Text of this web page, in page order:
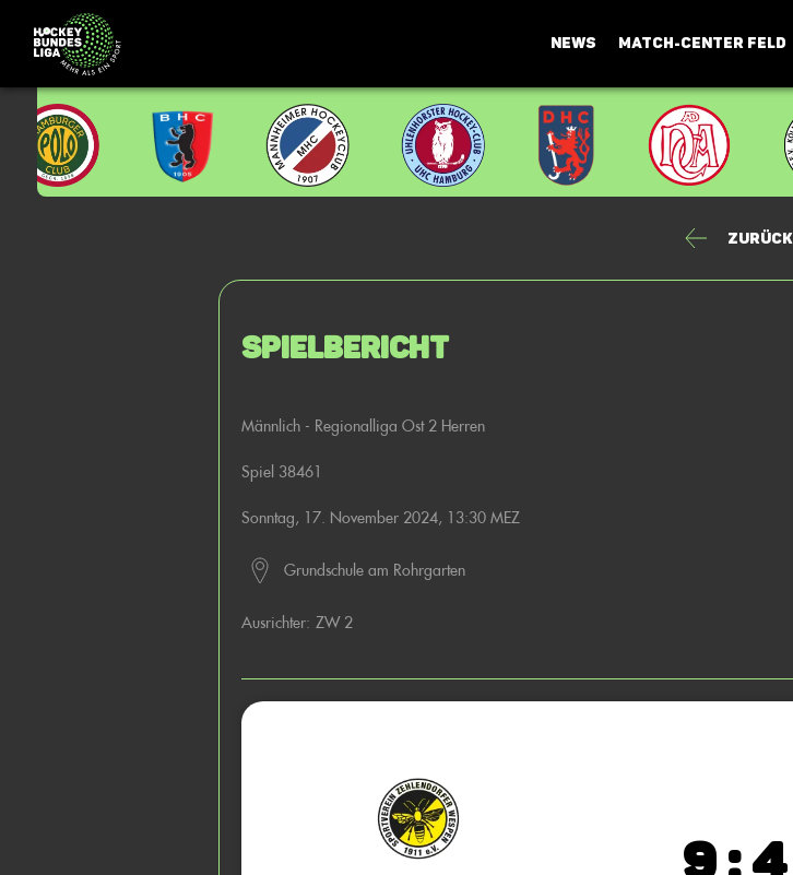
NEWS MATCH-CENTER FELD
Zurück
Spielbericht
Männlich - Regionalliga Ost 2 Herren
Spiel 38461
Sonntag, 17. November 2024, 13:30 MEZ
Grundschule am Rohrgarten
Ausrichter: ZW 2
9 : 4